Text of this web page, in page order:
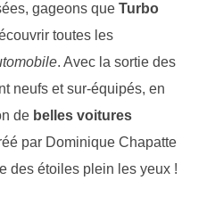
gageons que Turbo
toutes les
. Avec la sortie des
neufs et sur-équipés, en
de belles voitures
par Dominique Chapatte
des étoiles plein les yeux !